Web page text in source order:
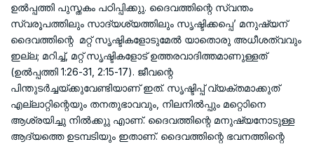
ഉല്‍പ്പത്തി പുസ്തകം പഠിപ്പിക്കുു. ദൈവത്തിന്റെ സ്വന്തം
സ്വരൂപത്തിലും സാദ്യശ്യത്തിലും സൃഷ്ടിക്കപ്പെ’ മനുഷ്യന്
ദൈവത്തിന്റെ മറ്റ് സൃഷ്ടികളോടുമേല്‍ യാതൊരു അധീശത്വവും
ഇല്ല; മറിച്ച്, മറ്റ് സൃഷ്ടികളോട് ഉത്തരവാദിത്തമാണുള്ളത്
(ഉല്‍പ്പത്തി 1:26-31, 2:15-17). ജീവന്റെ
പിന്തുടര്‍ച്ചയ്ക്കുവേണ്ടിയാണ് ഇത്. സൃഷ്ടിപ്പ് വ്യക്തമാക്കുത്
എല്ലാറ്റിന്റെയും തനതുഭാവവും, നിലനില്‍പ്പും മറ്റൊിനെ
ആശ്രയിച്ചു നില്‍ക്കുു എാണ്. ദൈവത്തിന്റെ മനുഷ്യനോടുള്ള
ആദ്യത്തെ ഉടമ്പടിയും ഇതാണ്. ദൈവത്തിന്റെ ഭവനത്തിന്റെ